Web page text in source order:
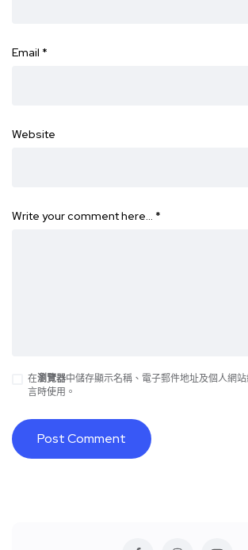
Email *
Website
Write your comment here… *
在瀏覽器中儲存顯示名稱、電子郵件地址及個人網
言時使用。